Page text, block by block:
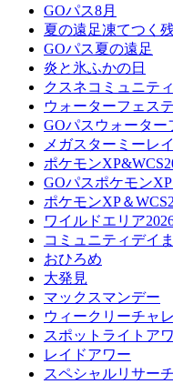
GOパス8月
夏の遠足凍てつく
GOパス夏の遠足
炎と氷ふかの日
クスネコミュニテ
ウォーターフェス
GOパスウォーター
メガスターミーレ
ポケモン
GOパスポケモン
ポケモンXP＆
ワイルドエリア
コミュニティデイ
おひろめ
大発見
マックスマンデー
ウィークリーチャ
スポットライトア
レイドアワー
スペシャルリサー